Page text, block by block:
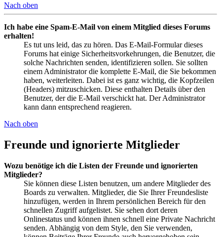
Nach oben
Ich habe eine Spam-E-Mail von einem Mitglied dieses Forums
erhalten!
Es tut uns leid, das zu hören. Das E-Mail-Formular dieses
Forums hat einige Sicherheitsvorkehrungen, die Benutzer, die
solche Nachrichten senden, identifizieren sollen. Sie sollten
einem Administrator die komplette E-Mail, die Sie bekommen
haben, weiterleiten. Dabei ist es ganz wichtig, die Kopfzeilen
(Headers) mitzuschicken. Diese enthalten Details über den
Benutzer, der die E-Mail verschickt hat. Der Administrator
kann dann entsprechend reagieren.
Nach oben
Freunde und ignorierte Mitglieder
Wozu benötige ich die Listen der Freunde und ignorierten
Mitglieder?
Sie können diese Listen benutzen, um andere Mitglieder des
Boards zu verwalten. Mitglieder, die Sie Ihrer Freundesliste
hinzufügen, werden in Ihrem persönlichen Bereich für den
schnellen Zugriff aufgelistet. Sie sehen dort deren
Onlinestatus und können ihnen schnell eine Private Nachricht
senden. Abhängig von dem Style, den Sie verwenden,